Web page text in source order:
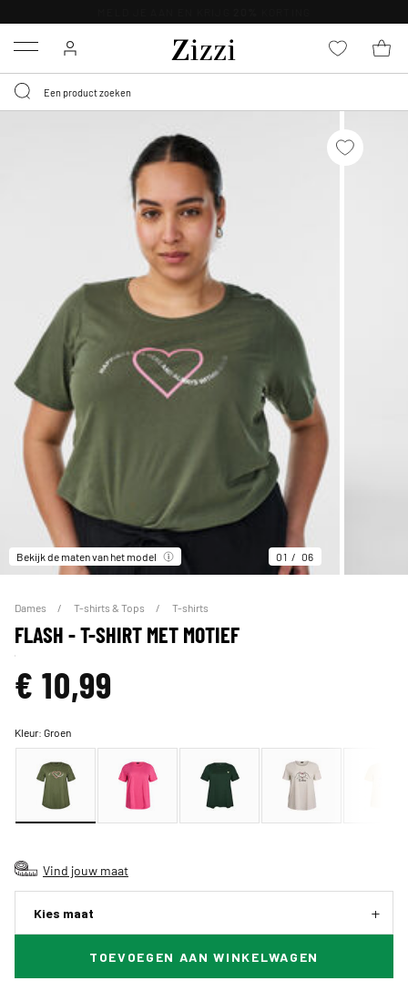
Menu
Bekijk de maten van het model 01 06
Dames T-shirts & Tops T-shirts
FLASH - T-SHIRT MET MOTIEF
€ 10,99
Kleur:Groen
Vind jouw maat
Kies maat
TOEVOEGEN AAN WINKELWAGEN